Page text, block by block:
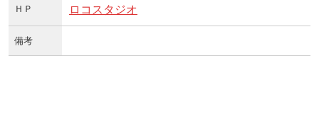
ＨＰ ロコスタジオ
備考